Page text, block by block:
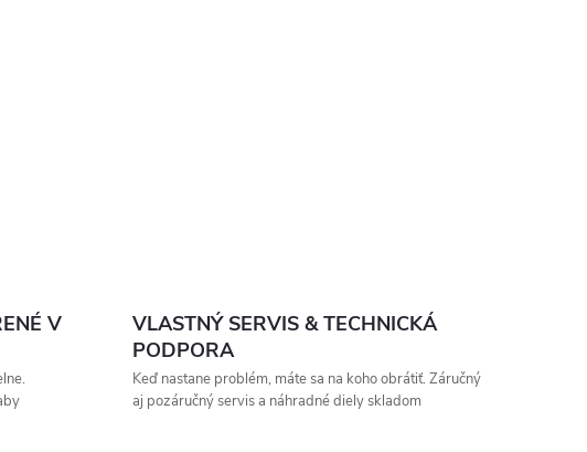
V
VLASTNÝ SERVIS & TECHNICKÁ
PODPORA
Keď nastane problém, máte sa na koho obrátiť. Záručný
aj pozáručný servis a náhradné diely skladom